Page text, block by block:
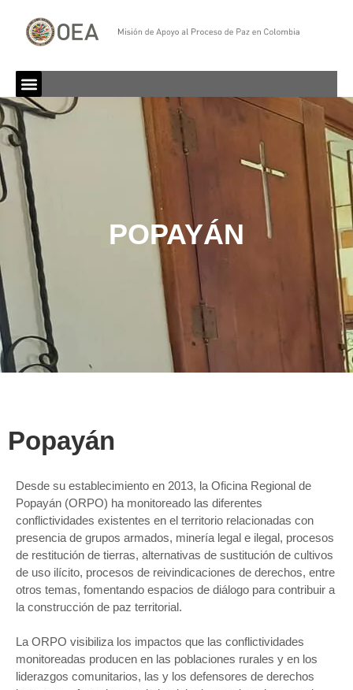
POPAYÁN
Popayán
Desde su establecimiento en 2013, la Oficina Regional de
Popayán (ORPO) ha monitoreado las diferentes
conflictividades existentes en el territorio relacionadas con
presencia de grupos armados, minería legal e ilegal, procesos
de restitución de tierras, alternativas de sustitución de cultivos
de uso ilícito, procesos de reivindicaciones de derechos, entre
otros temas, fomentando espacios de diálogo para contribuir a
la construcción de paz territorial.
La ORPO visibiliza los impactos que las conflictividades
monitoreadas producen en las poblaciones rurales y en los
liderazgos comunitarios, las y los defensores de derechos